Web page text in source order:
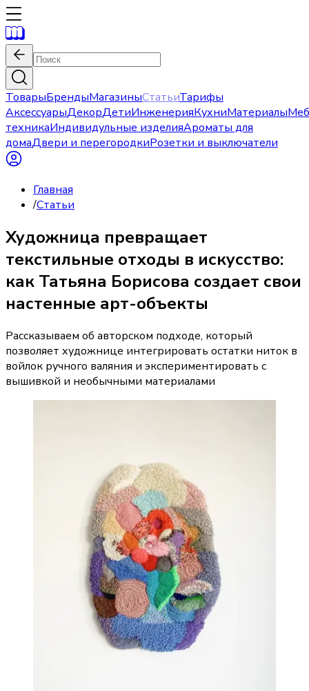
ТоварыБрендыМагазиныСтатьиТарифы
АксессуарыДекорДетиИнженерияКухниМатериалы
техникаИндивидульные изделияАроматы для
домаДвери и перегородкиРозетки и выключатели
Главная
/Статьи
Художница превращает
текстильные отходы в искусство:
как Татьяна Борисова создает свои
настенные арт-объекты
Рассказываем об авторском подходе, который
позволяет художнице интегрировать остатки ниток в
войлок ручного валяния и экспериментировать с
вышивкой и необычными материалами